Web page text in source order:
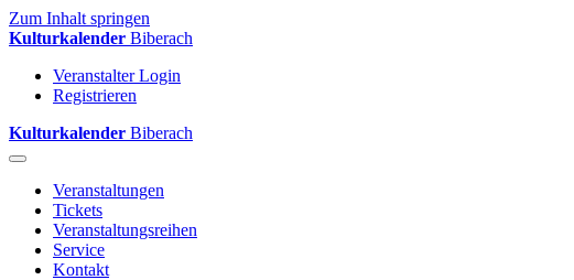
Zum Inhalt springen
Kulturkalender Biberach
Veranstalter Login
Registrieren
Kulturkalender Biberach
Veranstaltungen
Tickets
Veranstaltungsreihen
Service
Kontakt